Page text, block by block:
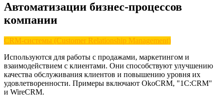
Автоматизации бизнес-процессов
компании
CRM-системы (Customer Relationship Management)
Используются для работы с продажами, маркетингом и
взаимодействием с клиентами. Они способствуют улучшению
качества обслуживания клиентов и повышению уровня их
удовлетворенности. Примеры включают OkoCRM, "1С:CRM"
и WireCRM.